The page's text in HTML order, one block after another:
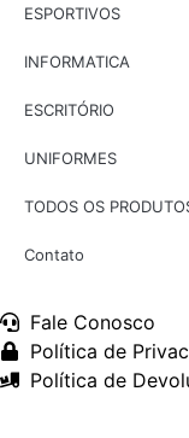
ESPORTIVOS
INFORMATICA
ESCRITÓRIO
UNIFORMES
TODOS OS
Contato
Fale Conosco
Política de
Política de